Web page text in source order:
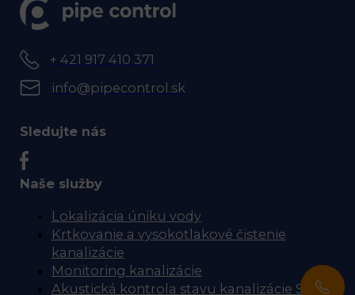
+ 421 917 410 371
info@pipecontrol.sk
Sledujte nás
Naše služby
Lokalizácia úniku vody
Krtkovanie a vysokotlakové čistenie
kanalizácie
Monitoring kanalizácie
Akustická kontrola stavu kanalizácie SL-